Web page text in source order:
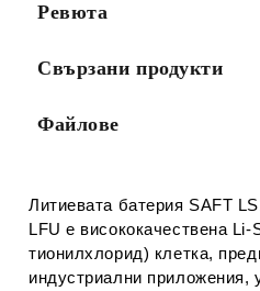
Ревюта
Свързани продукти
Файлове
Литиевата батерия SAFT
LFU е висококачествена
тионилхлорид) клетка,
индустриални приложения,